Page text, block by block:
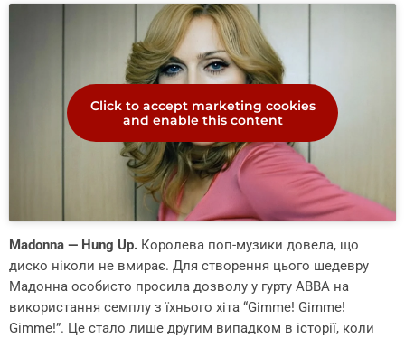
Click to accept marketing cookies
and enable this content
Madonna — Hung Up. Королева поп-музики довела, що
диско ніколи не вмирає. Для створення цього шедевру
Мадонна особисто просила дозволу у гурту ABBA на
використання семплу з їхнього хіта “Gimme! Gimme!
Gimme!”. Це стало лише другим випадком в історії, коли